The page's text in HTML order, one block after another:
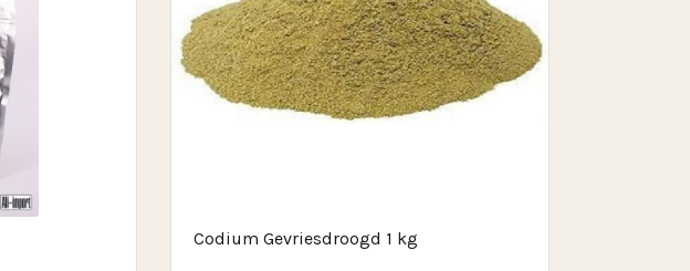
Codium Gevriesdroogd 1 kg